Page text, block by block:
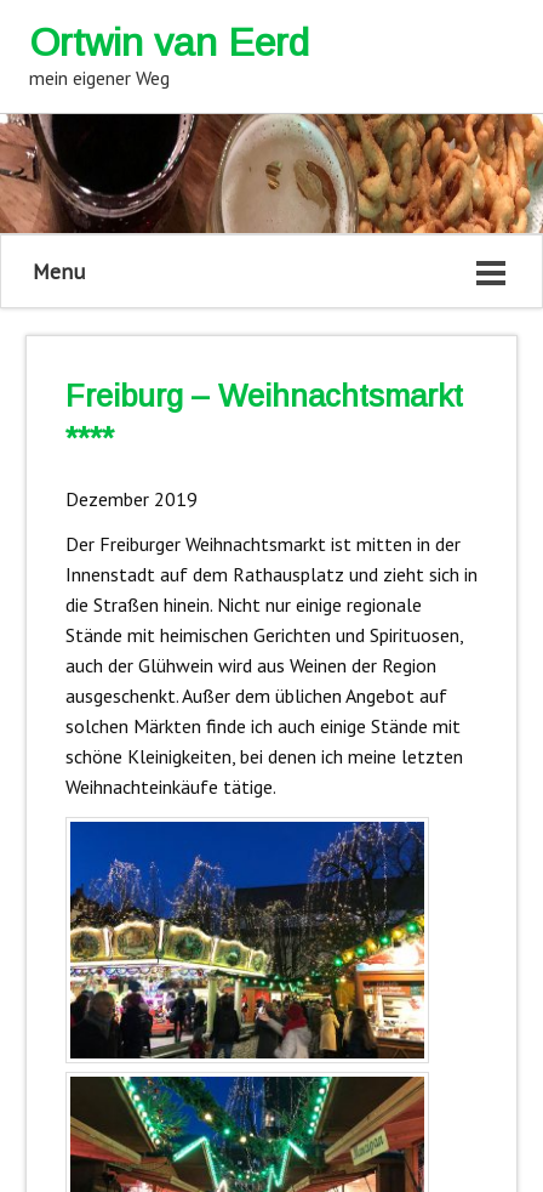
Ortwin van Eerd
mein eigener Weg
Menu
Freiburg – Weihnachtsmarkt
****
Dezember 2019
Der Freiburger Weihnachtsmarkt ist mitten in der
Innenstadt auf dem Rathausplatz und zieht sich in
die Straßen hinein. Nicht nur einige regionale
Stände mit heimischen Gerichten und Spirituosen,
auch der Glühwein wird aus Weinen der Region
ausgeschenkt. Außer dem üblichen Angebot auf
solchen Märkten finde ich auch einige Stände mit
schöne Kleinigkeiten, bei denen ich meine letzten
Weihnachteinkäufe tätige.